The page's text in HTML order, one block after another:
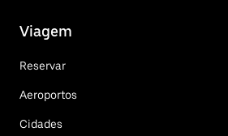
Viagem
Reservar
Aeroportos
Cidades